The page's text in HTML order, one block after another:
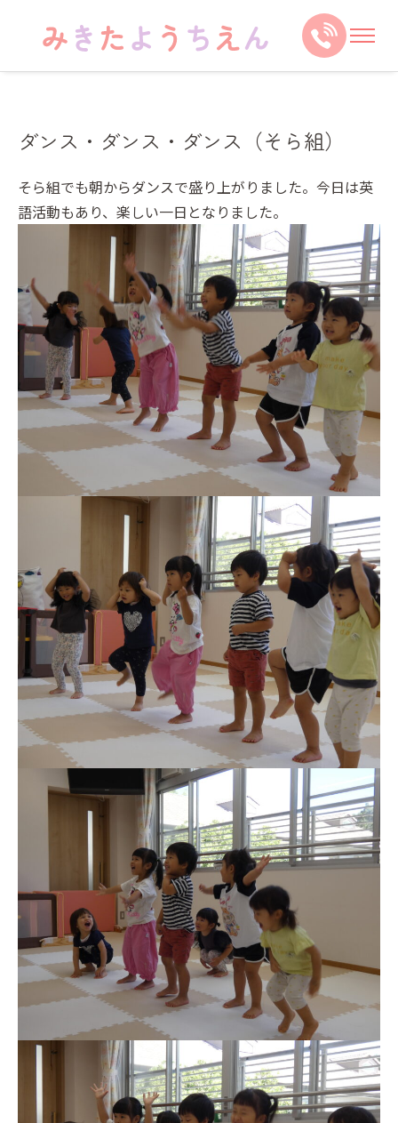
ダンス・ダンス・ダンス（そら組）
そら組でも朝からダンスで盛り上がりました。今日は英
語活動もあり、楽しい一日となりました。